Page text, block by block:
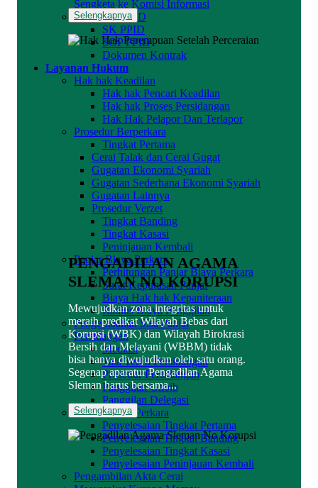
Sengketa ke Komisi Informasi
Dokumen PPID
SK PPID
SOP PPID
Dokumen Kontrak
Layanan Hukum
Hak hak Keadilan
Hak hak Pencari Keadilan
Hak hak Proses Persidangan
Hak Hak Pelapor Dan Terlapor
Prosedur Berperkara
Tingkat Pertama
Cerai Talak dan Cerai Gugat
Gugatan Ekonomi Syariah
Gugatan Sederhana Ekonomi Syariah
Gugatan Lainnya
Prosedur Verzet
Tingkat Banding
Tingkat Kasasi
Peninjauan Kembali
Panjar Biaya Perkara
Perhitungan Panjar Biaya Perkara
Surat Keputusan Panjar
Biaya Hak hak Kepaniteraan
Radius Biaya Panggilan
Pengembalian Sisa Panjar
Persidangan
Mediasi
Tata Tertib Persidangan
Prosedur Persidangan
Panggilan Ghoib
Panggilan Delegasi
Penyelesaian Perkara
Penyelesaian Tingkat Pertama
Penyelesaian Tingkat Banding
Penyelesaian Tingkat Kasasi
Penyelesaian Peninjauan Kembali
Pengambilan Akta Cerai
Selengkapnya
PENGADILAN AGAMA
SLEMAN NO KORUPSI
Mewujudkan zona integritas untuk
meraih predikat Wilayah Bebas dari
Korupsi (WBK) dan Wilayah Birokrasi
Bersih dan Melayani (WBBM) tidak
bisa hanya diwujudkan oleh satu orang.
Segenap aparatur Pengadilan Agama
Sleman harus bersama...
Selengkapnya